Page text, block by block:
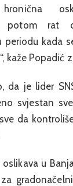
potom rat
periodu kada
kaže Popadić
da je lider
svjestan
da
oslikava u